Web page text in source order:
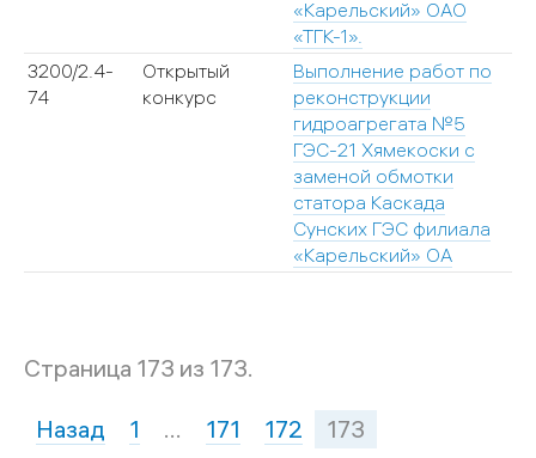
«Карельский» ОАО
«ТГК-1».
3200/2.4-
74
Открытый
конкурс
Выполнение работ по
реконструкции
гидроагрегата №5
ГЭС-21 Хямекоски с
заменой обмотки
статора Каскада
Сунских ГЭС филиала
«Карельский» ОА
Страница 173 из 173.
Назад 1 … 171 172 173